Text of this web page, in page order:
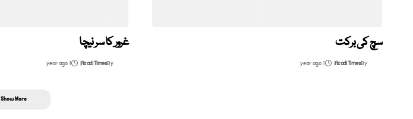
سچ کی برکت
By
Azadi Times
1 year ago
غرور کا سر نیچا
By
Azadi Times
1 year ago
Show More